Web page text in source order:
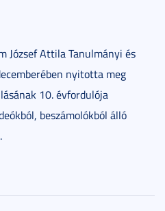
József Attila Tanulmányi és
nyitotta meg
10. évfordulója
beszámolókból álló